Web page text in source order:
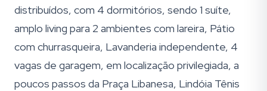
distribuídos, com 4 dormitórios, sendo 1 suíte,
amplo living para 2 ambientes com lareira, Pátio
com churrasqueira, Lavanderia independente, 4
vagas de garagem, em localização privilegiada, a
poucos passos da Praça Libanesa, Lindóia Tênis